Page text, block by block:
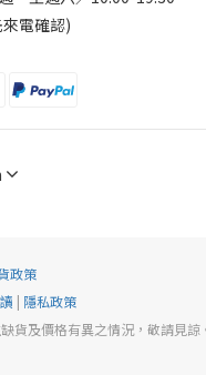
電確認)
政策
| 隱私政策
貨及價格有異之情況，敬請見諒